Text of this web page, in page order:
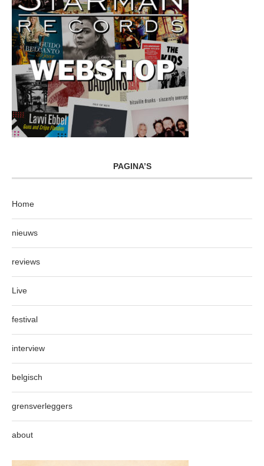
PAGINA’S
Home
nieuws
reviews
Live
festival
interview
belgisch
grensverleggers
about